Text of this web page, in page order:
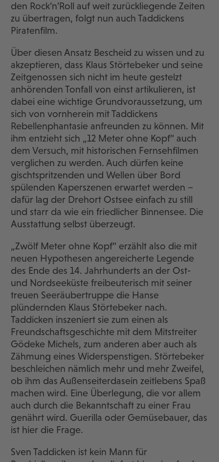
den Rock’n’Roll auf weit zurückliegende Zeiten
zu übertragen, folgt nun auch Taddickens
Piratenfilm.
Über diesen Ansatz Bescheid zu wissen und zu
akzeptieren, dass Klaus Störtebeker und seine
Zeitgenossen sich nicht im heute gestelzt
anhörenden Tonfall von einst artikulieren, ist
dabei eine wichtige Grundvoraussetzung, um
sich von vornherein mit Taddickens
Rebellenphantasie anfreunden zu können. Mit
ihm entzieht sich „12 Meter ohne Kopf“ auch
dem Versuch, mit historischen Fernsehfilmen
verglichen zu werden. Auch dürfen keine
gischtspritzenden und Wellen über Bord
spülenden Kaperszenen erwartet werden –
dafür lag der Drehort Ostsee einfach zu still
und starr da wie ein friedlicher Binnensee. Die
Ausstattung selbst überzeugt.
„Zwölf Meter ohne Kopf“ erzählt also die mit
neuen Hypothesen angereicherte Legende
des Ende des 14. Jahrhunderts an der Ost-
und Nordseeküste freibeuterisch mit seiner
treuen Seeräubertruppe die Hanse
plündernden Klaus Störtebeker nach.
Taddicken inszeniert sie zum einen als
Freundschaftsgeschichte mit dem Mitstreiter
Gödeke Michels, zum anderen aber auch als
Zähmung eines Widerspenstigen. Störtebeker
beschleichen nämlich mehr und mehr Zweifel,
ob ihm das Außenseiterdasein zeitlebens Spaß
machen wird. Eine Überlegung, die vor allem
auch durch die Bekanntschaft zu einer Frau
genährt wird. Guerilla oder Gemüsebauer, das
ist hier die Frage.
Sven Taddicken ist kein Mann für